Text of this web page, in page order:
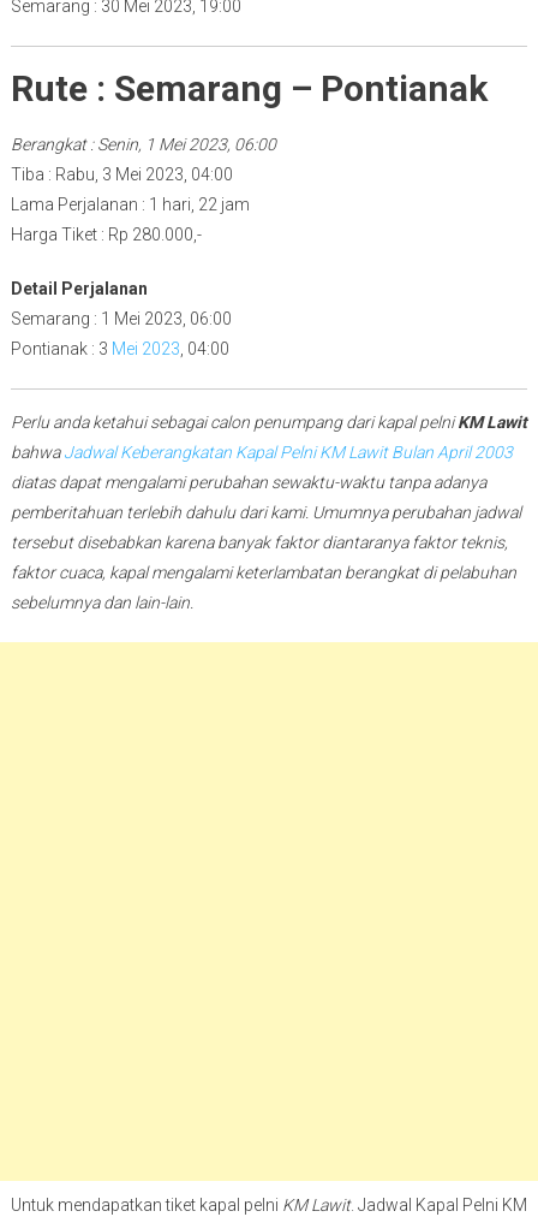
Semarang : 30 Mei 2023, 19:00
Rute : Semarang – Pontianak
Berangkat : Senin, 1 Mei 2023, 06:00
Tiba : Rabu, 3 Mei 2023, 04:00
Lama Perjalanan : 1 hari, 22 jam
Harga Tiket : Rp 280.000,-
Detail Perjalanan
Semarang : 1 Mei 2023, 06:00
Pontianak : 3 Mei 2023, 04:00
Perlu anda ketahui sebagai calon penumpang dari kapal pelniKM Lawit
bahwaJadwal Keberangkatan Kapal Pelni KM Lawit Bulan April 2003
diatas dapat mengalami perubahan sewaktu-waktu tanpa adanya
pemberitahuan terlebih dahulu dari kami. Umumnya perubahan jadwal
tersebut disebabkan karena banyak faktor diantaranya faktor teknis,
faktor cuaca, kapal mengalami keterlambatan berangkat di pelabuhan
sebelumnya dan lain-lain.
Untuk mendapatkan tiket kapal pelni KM Lawit. Jadwal Kapal Pelni KM